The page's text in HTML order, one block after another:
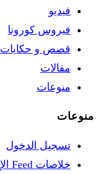
فيديو
فيروس كورونا
قصص و حكايات
مقالات
منوعات
منوعات
تسجيل الدخول
خلاصات Feed الإدخالات